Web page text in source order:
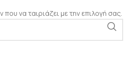
να ταιριάζει με την επιλογή σας.